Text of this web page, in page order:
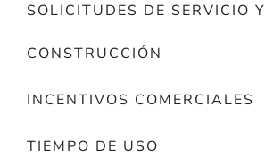
SOLICITUDES DE SERVICIO Y
CONSTRUCCIÓN
INCENTIVOS COMERCIALES
TIEMPO DE USO